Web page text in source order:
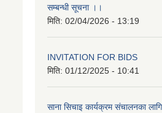
सम्बन्धी सूचना ।।
मिति: 02/04/2026 - 13:19
INVITATION FOR BIDS
मिति: 01/12/2025 - 10:41
साना सिचाइ कार्यक्रम संचालनका